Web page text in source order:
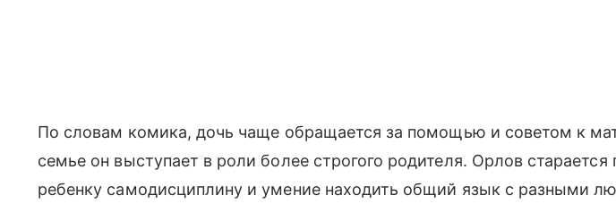
По словам комика, дочь чаще обращается за помощью и советом к
семье он выступает в роли более строгого родителя. Орлов старается
ребенку самодисциплину и умение находить общий язык с разными